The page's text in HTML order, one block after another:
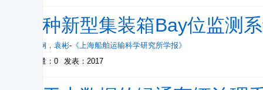
一种新型集装箱Bay位监测
王成钢 ， 袁彬- 《上海船舶运输科学研究所学报》
被引量：0
发表：2017